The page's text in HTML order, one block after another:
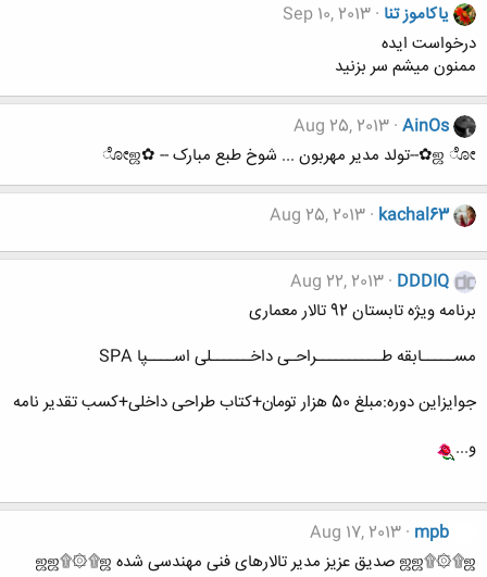
یاکاموز تنا Sep 10, 2013
درخواست ایده
ممنون میشم سر بزنید
AinOs
Aug 25, 2013
ஜ ೋ✿--تولد مدیر مهربون ... شوخ طبع مبارک -- ✿ೋஜ
kachal63
Aug 25, 2013
DDDIQ
Aug 22, 2013
برنامه ویژه تابستان 92 تالار معماری
مســـــابقه طــــــــــراحـی داخــــــلی اســــپا SPA
جوایزاین دوره:مبلغ 50 هزار تومان+کتاب طراحی داخلی+کسب تقدیر نامه
و...
mpb
Aug 17, 2013
ஜஜ۩۞۩ஜ صدیق عزیز مدیر تالارهای فنی مهندسی شده ஜஜ۩۞۩ஜ